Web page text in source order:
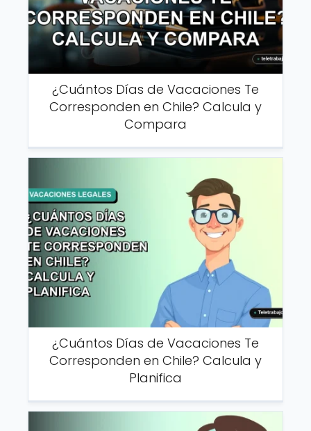
¿Cuántos Días de Vacaciones Te
Corresponden en Chile? Calcula y
Compara
¿Cuántos Días de Vacaciones Te
Corresponden en Chile? Calcula y
Planifica